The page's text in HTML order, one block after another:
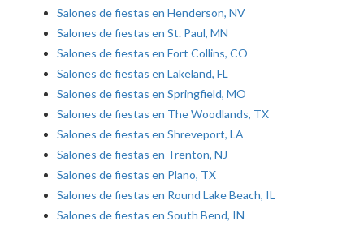
Salones de fiestas en Henderson, NV
Salones de fiestas en St. Paul, MN
Salones de fiestas en Fort Collins, CO
Salones de fiestas en Lakeland, FL
Salones de fiestas en Springfield, MO
Salones de fiestas en The Woodlands, TX
Salones de fiestas en Shreveport, LA
Salones de fiestas en Trenton, NJ
Salones de fiestas en Plano, TX
Salones de fiestas en Round Lake Beach, IL
Salones de fiestas en South Bend, IN